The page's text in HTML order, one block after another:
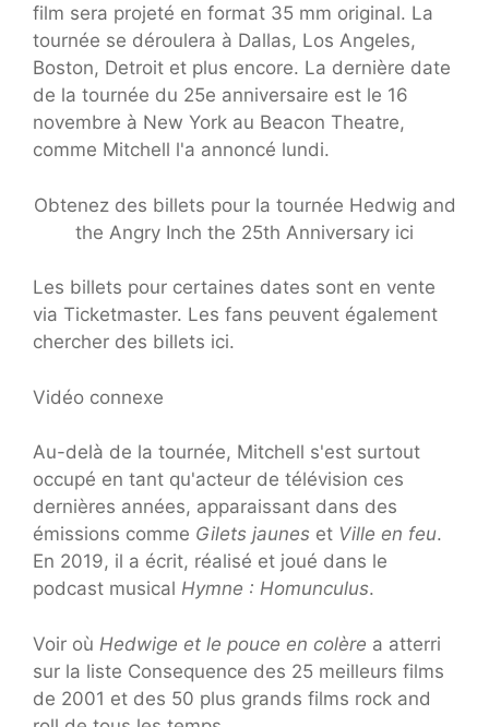
film sera projeté en format 35 mm original. La
tournée se déroulera à Dallas, Los Angeles,
Boston, Detroit et plus encore. La dernière date
de la tournée du 25e anniversaire est le 16
novembre à New York au Beacon Theatre,
comme Mitchell l'a annoncé lundi.
Obtenez des billets pour la tournée Hedwig and
the Angry Inch the 25th Anniversary ici
Les billets pour certaines dates sont en vente
via Ticketmaster. Les fans peuvent également
chercher des billets ici.
Vidéo connexe
Au-delà de la tournée, Mitchell s'est surtout
occupé en tant qu'acteur de télévision ces
dernières années, apparaissant dans des
émissions comme Gilets jaunes et Ville en feu.
En 2019, il a écrit, réalisé et joué dans le
podcast musical Hymne : Homunculus.
Voir où Hedwige et le pouce en colère a atterri
sur la liste Consequence des 25 meilleurs films
de 2001 et des 50 plus grands films rock and